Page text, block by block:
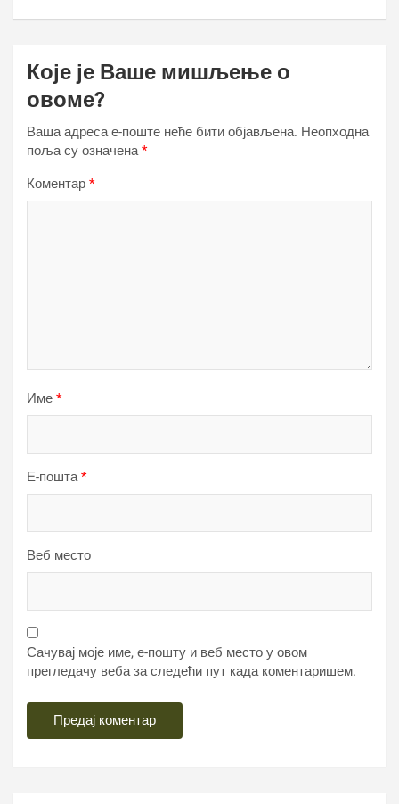
Које је Ваше мишљење о
овоме?
Ваша адреса е-поште неће бити објављена. Неопходна
поља су означена*
Коментар *
Име *
Е-пошта*
Веб место
Сачувај моје име, е-пошту и веб место у овом
прегледачу веба за следећи пут када коментаришем.